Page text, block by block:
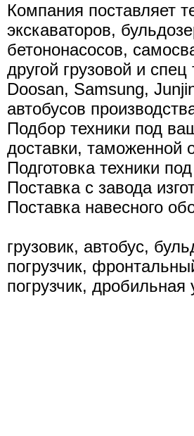
Компания поставляет
экскаваторов,
бетононасосов,
другой грузовой и
Doosan, Samsung,
автобусов
Подбор техники под
доставки, таможенной
Подготовка техники
Поставка с завода
Поставка навесного
грузовик, автобус,
погрузчик,
погрузчик,